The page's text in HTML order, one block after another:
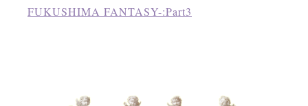
FUKUSHIMA FANTASY-:Part3